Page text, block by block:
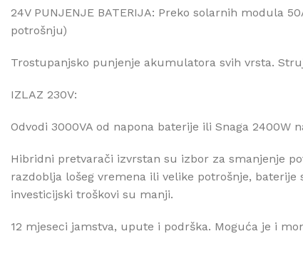
24V PUNJENJE BATERIJA: Preko solarnih modula
potrošnju)
Trostupanjsko punjenje akumulatora svih vrsta.
IZLAZ 230V:
Odvodi 3000VA od napona baterije ili Snaga 2400W
Hibridni pretvarači izvrstan su izbor za smanjenje
razdoblja lošeg vremena ili velike potrošnje,
investicijski troškovi su manji.
12 mjeseci jamstva, upute i podrška. Moguća je i